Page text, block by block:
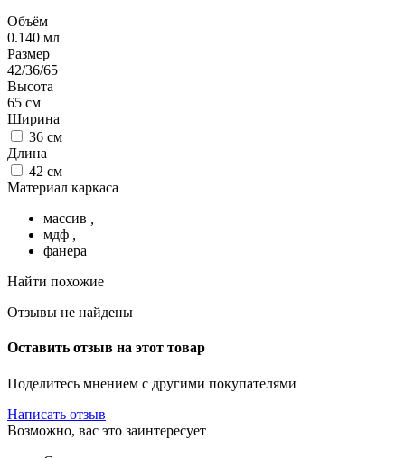
Объём
0.140 мл
Размер
42/36/65
Высота
65 см
Ширина
36 см
Длина
42 см
Материал каркаса
массив
мдф
фанера
Найти похожие
Отзывы не найдены
Оставить отзыв на этот товар
Поделитесь мнением с другими покупателями
Написать отзыв
Возможно, вас это заинтересует